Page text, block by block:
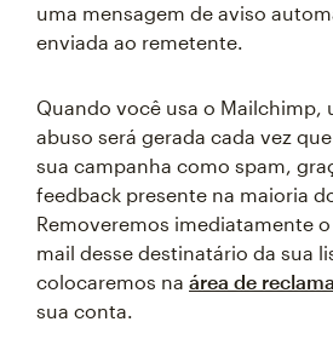
uma mensagem de aviso
enviada ao remetente.
Quando você usa o Mailchimp,
abuso será gerada cada vez
sua campanha como spam,
feedback presente na maioria
Removeremos imediatamente
mail desse destinatário da sua
colocaremos na área de
sua conta.